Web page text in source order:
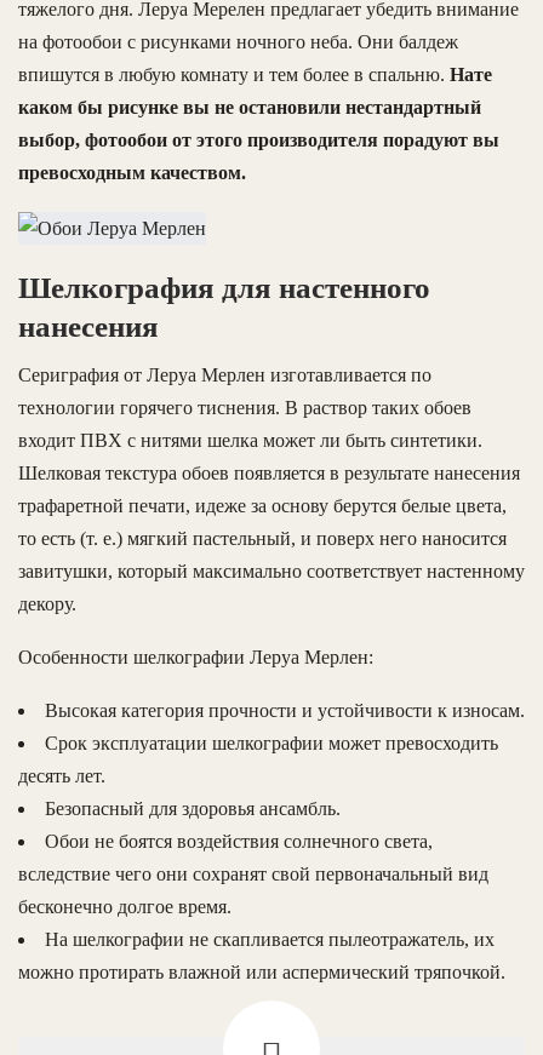
тяжелого дня. Леруа Мерелен предлагает убедить внимание
на фотообои с рисунками ночного неба. Они балдеж
впишутся в любую комнату и тем более в спальню. Нате
каком бы рисунке вы не остановили нестандартный
выбор, фотообои от этого производителя порадуют вы
превосходным качеством.
Шелкография для настенного
нанесения
Сериграфия от Леруа Мерлен изготавливается по
технологии горячего тиснения. В раствор таких обоев
входит ПВХ с нитями шелка может ли быть синтетики.
Шелковая текстура обоев появляется в результате нанесения
трафаретной печати, идеже за основу берутся белые цвета,
то есть (т. е.) мягкий пастельный, и поверх него наносится
завитушки, который максимально соответствует настенному
декору.
Особенности шелкографии Леруа Мерлен:
Высокая категория прочности и устойчивости к износам.
Срок эксплуатации шелкографии может превосходить
десять лет.
Безопасный для здоровья ансамбль.
Обои не боятся воздействия солнечного света,
вследствие чего они сохранят свой первоначальный вид
бесконечно долгое время.
На шелкографии не скапливается пылеотражатель, их
можно протирать влажной или аспермический тряпочкой.